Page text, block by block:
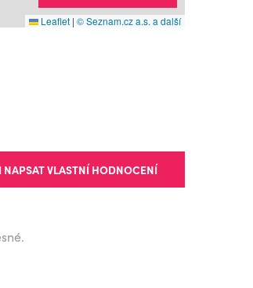
Leaflet | © Seznam.cz a.s. a další
NAPSAT VLASTNÍ HODNOCENÍ